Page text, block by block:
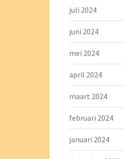
juli 2024
juni 2024
mei 2024
april 2024
maart 2024
februari 2024
januari 2024